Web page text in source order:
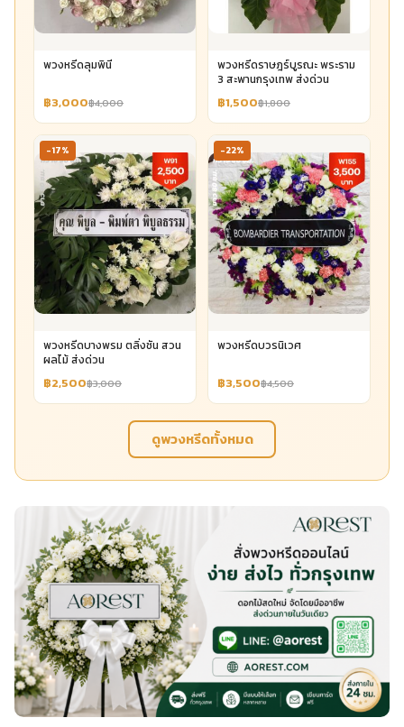
พวงหรีดลุมพินี
฿3,000฿4,000
พวงหรีดราษฎร์บูรณะ พระราม
3 สะพานกรุงเทพ ส่งด่วน
฿1,500฿1,800
-17%
พวงหรีดบางพรม ตลิ่งชัน สวน
ผลไม้ ส่งด่วน
฿2,500฿3,000
-22%
พวงหรีดบวรนิเวศ
฿3,500฿4,500
ดูพวงหรีดทั้งหมด